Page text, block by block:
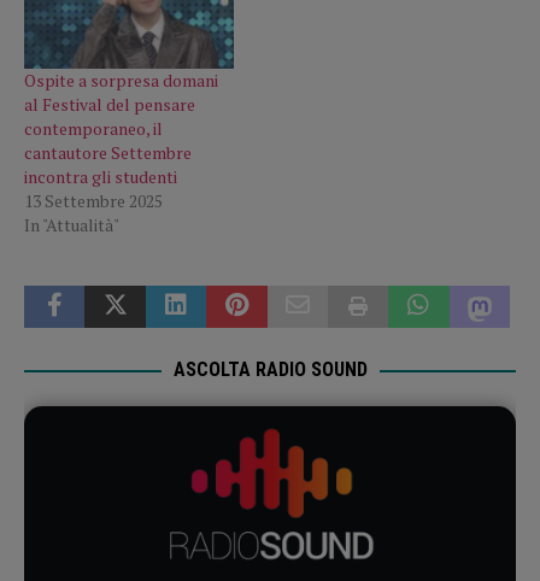
Ospite a sorpresa domani
al Festival del pensare
contemporaneo, il
cantautore Settembre
incontra gli studenti
13 Settembre 2025
In "Attualità"
ASCOLTA RADIO SOUND